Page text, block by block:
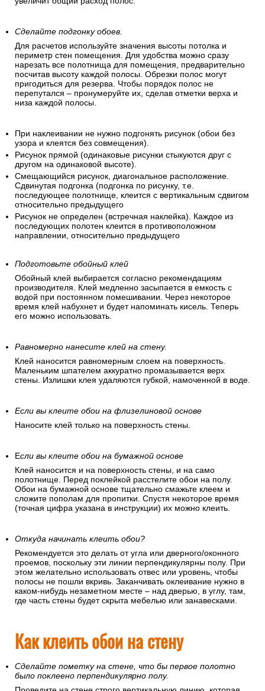
Сделайте подгонку обоев.
Для расчетов используйте значения высоты потолка и
периметр стен помещения. Для удобства можно сразу
нарезать все полотнища для помещения, предварительно
посчитав высоту каждой полосы. Обрезки полос могут
пригодиться для резерва. Чтобы порядок полос не
перепутался – пронумеруйте их, сделав отметки верха и
низа каждой полосы.
При наклеивании не нужно подгонять рисунок (обои без
узора и клеятся без совмещения).
Рисунок прямой (одинаковые рисунки стыкуются друг с
другом на одинаковой высоте).
Смещающийся рисунок, диагональное расположение.
Сдвинутая подгонка (подгонка по рисунку, т.е.
последующее полотнище, клеится с вертикальным сдвигом
относительно предыдущего
Рисунок не определен (встречная наклейка). Каждое из
последующих полотен клеится в противоположном
направлении, относительно предыдущего
Подготовьте обойный клей
Обойный клей выбирается согласно рекомендациям
производителя. Клей медленно засыпается в емкость с
водой при постоянном помешивании. Через некоторое
время клей набухнет и будет напоминать кисель. Теперь
его можно использовать.
Равномерно нанесите клей на стену.
Клей наносится равномерным слоем на поверхность.
Маленьким шпателем аккуратно промазывается верх
стены. Излишки клея удаляются губкой, намоченной в воде.
Если вы клеите обои на флизелиновой основе
Наносите клей только на поверхность стены.
Если вы клеите обои на бумажной основе
Клей наносится и на поверхность стены, и на само
полотнище. Перед поклейкой расстелите обои на полу.
Обои на бумажной основе тщательно смажьте клеем и
сложите пополам для пропитки. Спустя некоторое время
(точная цифра указана в инструкции) их можно клеить.
Откуда начинать клеить обои?
Рекомендуется это делать от угла или дверного/оконного
проемов, поскольку эти линии перпендикулярны полу. При
этом желательно использовать отвес или уровень, чтобы
полосы не пошли вкривь. Заканчивать оклеивание нужно в
каком-нибудь незаметном месте – над дверью, в углу, там,
где часть стены будет скрыта мебелью или занавесками.
Как клеить обои на стену
Сделайте пометку на стене, что бы первое полотно
было поклеено перпендикулярно полу.